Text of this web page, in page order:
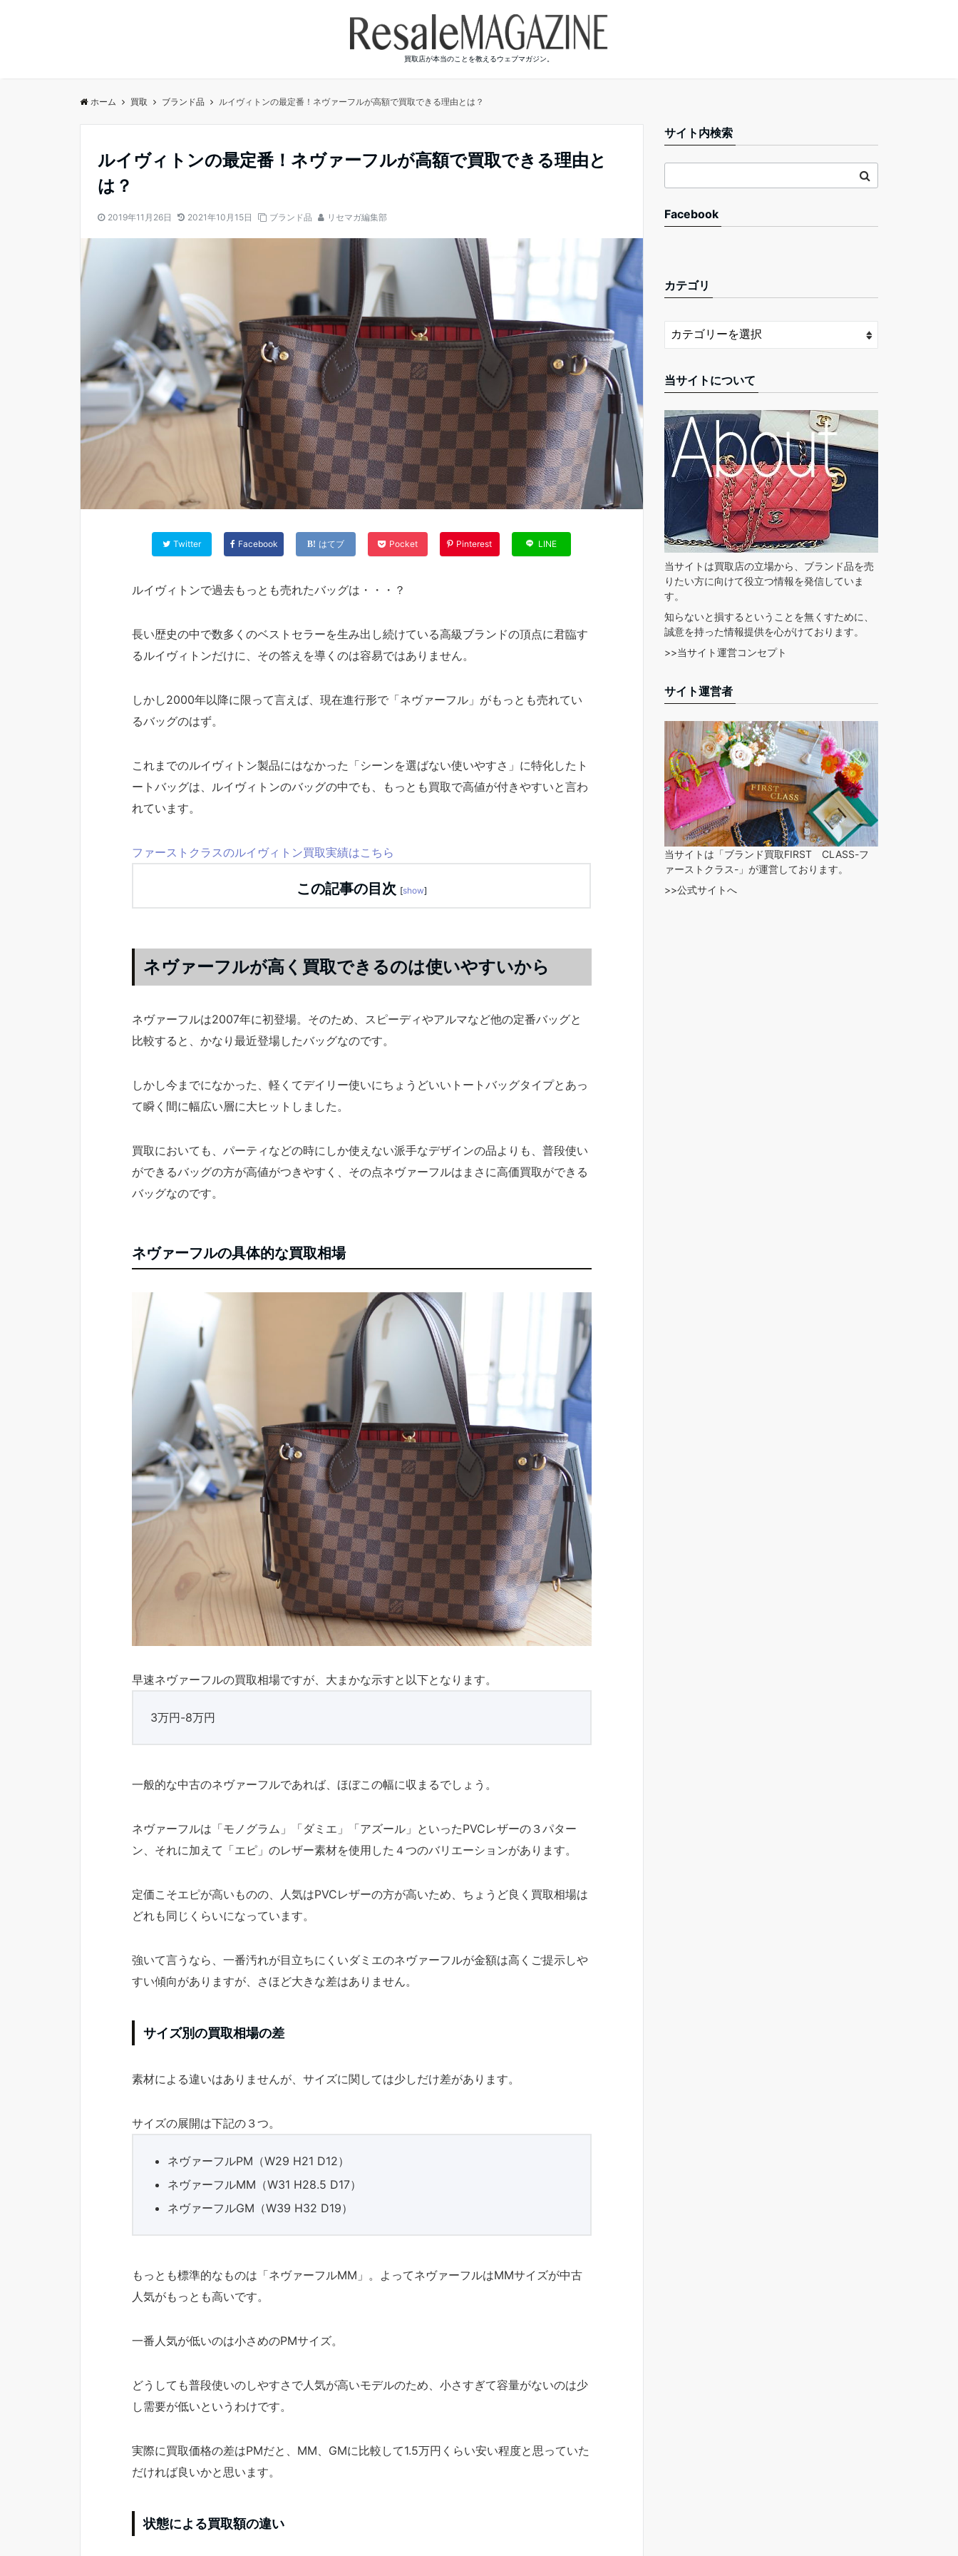
買取店が本当のことを教えるウェブマガジン。
ホーム 買取 ブランド品 ルイヴィトンの最定番！ネヴァーフルが高額で買取できる理由とは？
ルイヴィトンの最定番！ネヴァーフルが高額で買取できる理由と
は？
2019年11月26日 2021年10月15日 ブランド品 リセマガ編集部
Twitter Facebook はてブ Pocket Pinterest LINE
ルイヴィトンで過去もっとも売れたバッグは・・・？
長い歴史の中で数多くのベストセラーを生み出し続けている高級ブランドの頂点に君臨す
るルイヴィトンだけに、その答えを導くのは容易ではありません。
しかし2000年以降に限って言えば、現在進行形で「ネヴァーフル」がもっとも売れてい
るバッグのはず。
これまでのルイヴィトン製品にはなかった「シーンを選ばない使いやすさ」に特化したト
ートバッグは、ルイヴィトンのバッグの中でも、もっとも買取で高値が付きやすいと言わ
れています。
ファーストクラスのルイヴィトン買取実績はこちら
この記事の目次 [show]
ネヴァーフルが高く買取できるのは使いやすいから
ネヴァーフルは2007年に初登場。そのため、スピーディやアルマなど他の定番バッグと
比較すると、かなり最近登場したバッグなのです。
しかし今までになかった、軽くてデイリー使いにちょうどいいトートバッグタイプとあっ
て瞬く間に幅広い層に大ヒットしました。
買取においても、パーティなどの時にしか使えない派手なデザインの品よりも、普段使い
ができるバッグの方が高値がつきやすく、その点ネヴァーフルはまさに高価買取ができる
バッグなのです。
ネヴァーフルの具体的な買取相場
早速ネヴァーフルの買取相場ですが、大まかな示すと以下となります。
3万円-8万円
一般的な中古のネヴァーフルであれば、ほぼこの幅に収まるでしょう。
ネヴァーフルは「モノグラム」「ダミエ」「アズール」といったPVCレザーの３パター
ン、それに加えて「エピ」のレザー素材を使用した４つのバリエーションがあります。
定価こそエピが高いものの、人気はPVCレザーの方が高いため、ちょうど良く買取相場は
どれも同じくらいになっています。
強いて言うなら、一番汚れが目立ちにくいダミエのネヴァーフルが金額は高くご提示しや
すい傾向がありますが、さほど大きな差はありません。
サイズ別の買取相場の差
素材による違いはありませんが、サイズに関しては少しだけ差があります。
サイズの展開は下記の３つ。
ネヴァーフルPM（W29 H21 D12）
ネヴァーフルMM（W31 H28.5 D17）
ネヴァーフルGM（W39 H32 D19）
もっとも標準的なものは「ネヴァーフルMM」。よってネヴァーフルはMMサイズが中古
人気がもっとも高いです。
一番人気が低いのは小さめのPMサイズ。
どうしても普段使いのしやすさで人気が高いモデルのため、小さすぎて容量がないのは少
し需要が低いというわけです。
実際に買取価格の差はPMだと、MM、GMに比較して1.5万円くらい安い程度と思っていた
だければ良いかと思います。
状態による買取額の違い
サイト内検索
Facebook
カテゴリ
当サイトについて
当サイトは買取店の立場から、ブランド品を売
りたい方に向けて役立つ情報を発信していま
す。
知らないと損するということを無くすために、
誠意を持った情報提供を心がけております。
>>当サイト運営コンセプト
サイト運営者
当サイトは「ブランド買取FIRST CLASS-フ
ァーストクラス-」が運営しております。
>>公式サイトへ